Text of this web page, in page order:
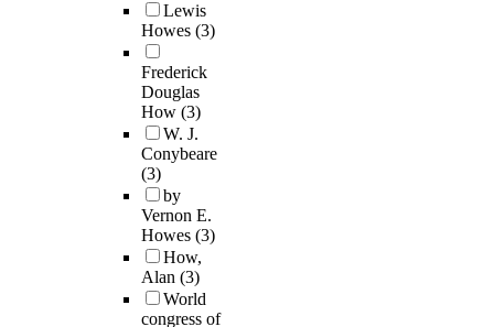
Lewis
Howes (3)
Frederick
Douglas
How (3)
W. J.
Conybeare
(3)
by
Vernon E.
Howes (3)
How,
Alan (3)
World
congress of